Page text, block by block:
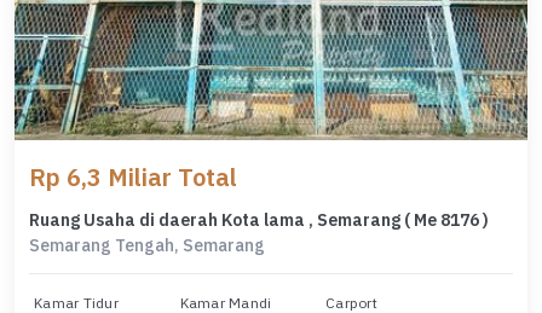
Rp 6,3 Miliar Total
Ruang Usaha di daerah Kota lama , Semarang ( Me 8176 )
Semarang Tengah, Semarang
Kamar Tidur Kamar Mandi Carport